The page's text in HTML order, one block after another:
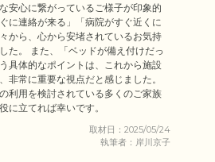
安心に繋がっているご様子が印象的
に連絡が来る」「病院がすぐ近くに
から、心から安堵されているお気持
た。 また、「ベッドが備え付けだっ
具体的なポイントは、これから施設
非常に重要な視点だと感じました。
利用を検討されている多くのご家族
に立てれば幸いです。
取材日：2025/05/24
執筆者：岸川京子